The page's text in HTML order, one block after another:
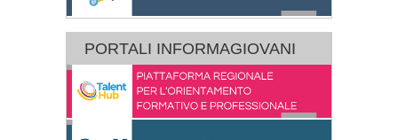
PORTALI INFORMAGIOVANI